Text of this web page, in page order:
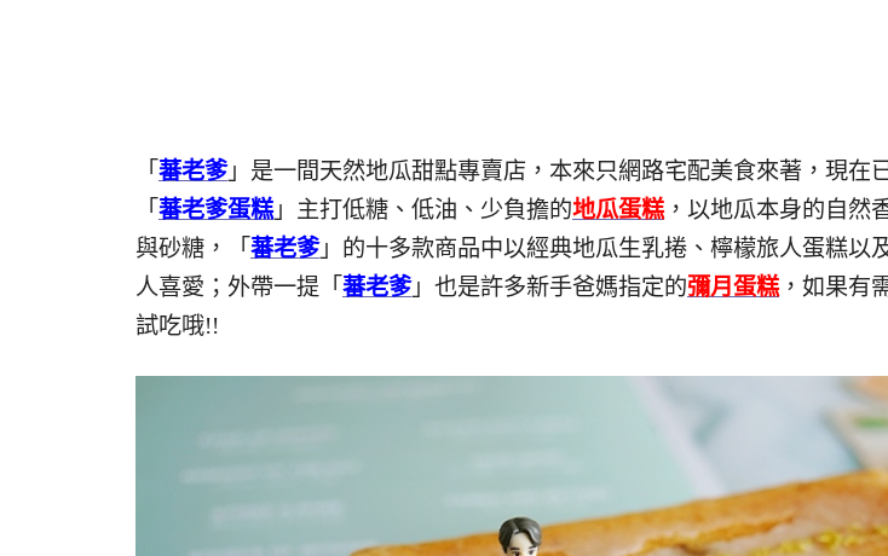
「 蕃老爹」是一間天然地瓜甜點專賣店，本來只網路宅配美食來著，現在
「 蕃老爹蛋糕 」主打低糖、低油、少負擔的地瓜蛋糕 ，以地瓜本身的自然
與砂糖，「 蕃老爹」的十多款商品中以經典地瓜生乳捲、檸檬旅人蛋糕以
人喜愛；外帶一提「 蕃老爹」也是許多新手爸媽指定的彌月蛋糕 ，如果有
試吃哦!!